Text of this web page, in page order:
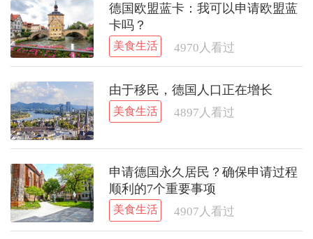
德国欧盟蓝卡：我可以申请欧盟蓝
卡吗？
美食生活 4970 人看过
由于移民，德国人口正在增长
美食生活 4897 人看过
申请德国永久居民？确保申请过程
顺利的7个重要事项
美食生活 4907 人看过